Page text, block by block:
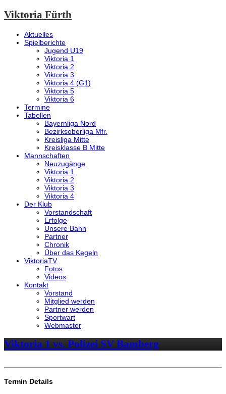
Viktoria Fürth
Aktuelles
Spielberichte
Jugend U19
Viktoria 1
Viktoria 2
Viktoria 3
Viktoria 4 (G1)
Viktoria 5
Viktoria 6
Termine
Tabellen
Bayernliga Nord
Bezirksoberliga Mfr.
Kreisliga Mitte
Kreisklasse B Mitte
Mannschaften
Neuzugänge
Viktoria 1
Viktoria 2
Viktoria 3
Viktoria 4
Der Klub
Vorstandschaft
Erfolge
Unsere Bahn
Partner
Chronik
Über das Kegeln
ViktoriaTV
Fotos
Videos
Kontakt
Vorstand
Mitglied werden
Partner werden
Sportwart
Webmaster
Viktoria 1 vs. Polizei SV Bamberg
Termin Details